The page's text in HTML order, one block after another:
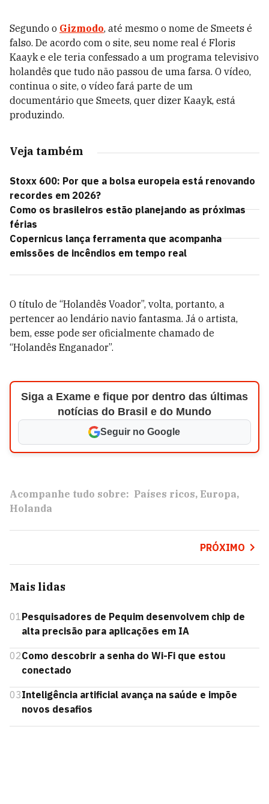
Segundo o Gizmodo, até mesmo o nome de Smeets é
falso. De acordo com o site, seu nome real é Floris
Kaayk e ele teria confessado a um programa televisivo
holandês que tudo não passou de uma farsa. O vídeo,
continua o site, o vídeo fará parte de um
documentário que Smeets, quer dizer Kaayk, está
produzindo.
Veja também
Stoxx 600: Por que a bolsa europeia está renovando
recordes em 2026?
Como os brasileiros estão planejando as próximas
férias
Copernicus lança ferramenta que acompanha
emissões de incêndios em tempo real
O título de “Holandês Voador”, volta, portanto, a
pertencer ao lendário navio fantasma. Já o artista,
bem, esse pode ser oficialmente chamado de
“Holandês Enganador”.
Siga a Exame e fique por dentro das últimas
notícias do Brasil e do Mundo
Seguir no Google
Acompanhe tudo sobre: Países ricos Europa
Holanda
PRÓXIMO
Mais lidas
01Pesquisadores de Pequim desenvolvem chip de
alta precisão para aplicações em IA
02Como descobrir a senha do Wi-Fi que estou
conectado
03Inteligência artificial avança na saúde e impõe
novos desafios